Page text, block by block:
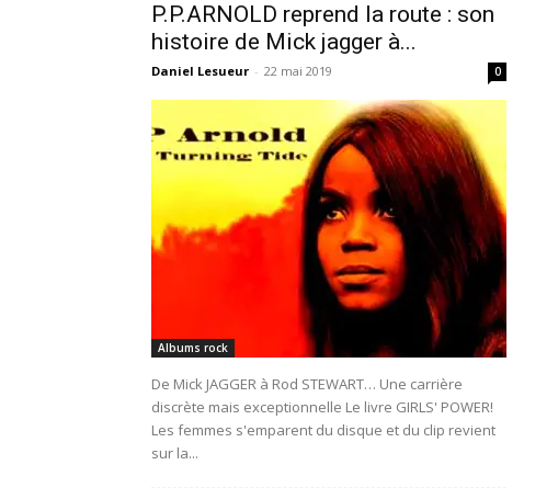
P.P.ARNOLD reprend la route : son
histoire de Mick jagger à...
Daniel Lesueur - 22 mai 2019 0
Albums rock
De Mick JAGGER à Rod STEWART… Une carrière
discrète mais exceptionnelle Le livre GIRLS' POWER!
Les femmes s'emparent du disque et du clip revient
sur la...